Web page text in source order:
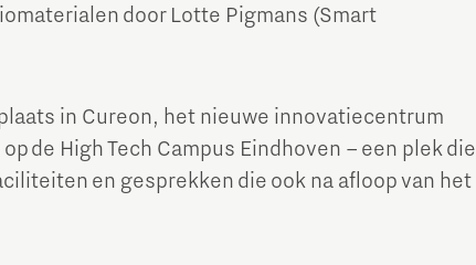
door Lotte Pigmans (Smart
in Cureon, het nieuwe innovatiecentrum
de High Tech Campus Eindhoven – een plek die
en gesprekken die ook na afloop van het